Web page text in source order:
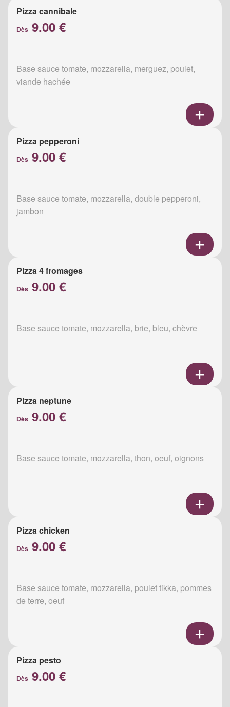
Pizza cannibale
Dès 9.00 €
Base sauce tomate, mozzarella, merguez, poulet,
viande hachée
Pizza pepperoni
Dès 9.00 €
Base sauce tomate, mozzarella, double pepperoni,
jambon
Pizza 4 fromages
Dès 9.00 €
Base sauce tomate, mozzarella, brie, bleu, chèvre
Pizza neptune
Dès 9.00 €
Base sauce tomate, mozzarella, thon, oeuf, oignons
Pizza chicken
Dès 9.00 €
Base sauce tomate, mozzarella, poulet tikka, pommes
de terre, oeuf
Pizza pesto
Dès 9.00 €